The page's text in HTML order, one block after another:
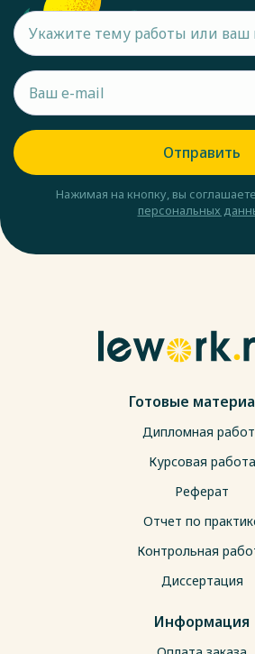
Отправить
Нажимая на кнопку, вы
персональных
Готовые
Дипломная
Курсовая работа
Реферат
Отчет по
Контрольная
Диссертация
Информация